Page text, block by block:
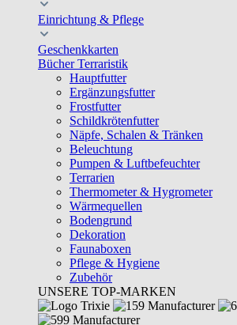
Einrichtung & Pflege
Geschenkkarten
Bücher Terraristik
Hauptfutter
Ergänzungsfutter
Frostfutter
Schildkrötenfutter
Näpfe, Schalen & Tränken
Beleuchtung
Pumpen & Luftbefeuchter
Terrarien
Thermometer & Hygrometer
Wärmequellen
Bodengrund
Dekoration
Faunaboxen
Pflege & Hygiene
Zubehör
UNSERE TOP-MARKEN